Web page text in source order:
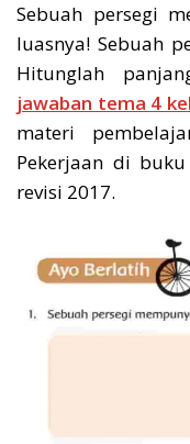
Sebuah persegi
luasnya! Sebuah
Hitunglah
jawaban tema 4
materi
Pekerjaan di
revisi 2017.